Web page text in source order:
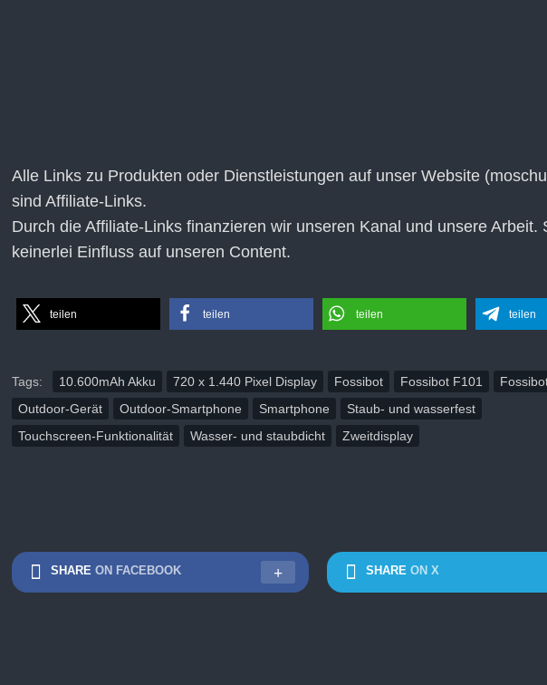
Alle Links zu Produkten oder Dienstleistungen auf unser Website
sind Affiliate-Links.
Durch die Affiliate-Links finanzieren wir unseren Kanal und unsere Arbeit.
keinerlei Einfluss auf unseren Content.
teilen teilen teilen teilen
Tags: 10.600mAh Akku 720 x 1.440 Pixel Display Fossibot Fossibot F101
Outdoor-Gerät
Outdoor-Smartphone Smartphone
Staub- und wasserfest
Touchscreen-Funktionalität
Wasser- und staubdicht Zweitdisplay
SHARE ON FACEBOOK SHARE ON X